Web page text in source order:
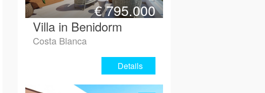
€ 795.000
Villa in Benidorm
Costa Blanca
Details